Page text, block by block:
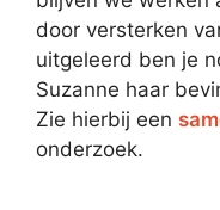
door versterken
uitgeleerd ben je
Suzanne haar
Zie hierbij een
onderzoek.